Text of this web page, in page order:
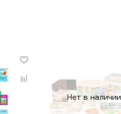
Нет в наличии